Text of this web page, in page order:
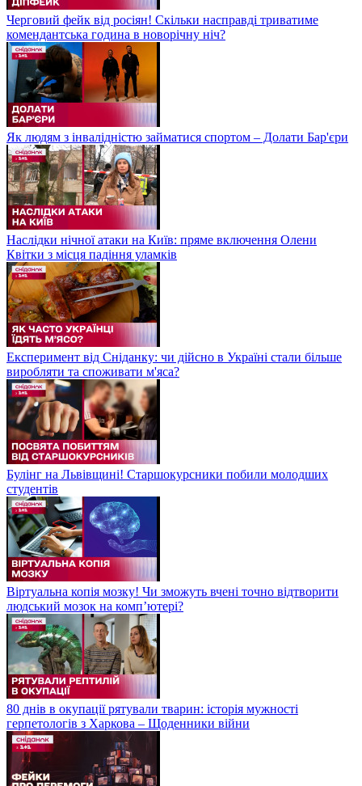
Черговий фейк від росіян! Скільки насправді триватиме
комендантська година в новорічну ніч?
Як людям з інвалідністю займатися спортом – Долати Бар'єри
Наслідки нічної атаки на Київ: пряме включення Олени
Квітки з місця падіння уламків
Експеримент від Сніданку: чи дійсно в Україні стали більше
виробляти та споживати м'яса?
Булінг на Львівщині! Старшокурсники побили молодших
студентів
Віртуальна копія мозку! Чи зможуть вчені точно відтворити
людський мозок на компʼютері?
80 днів в окупації рятували тварин: історія мужності
герпетологів з Харкова – Щоденники війни